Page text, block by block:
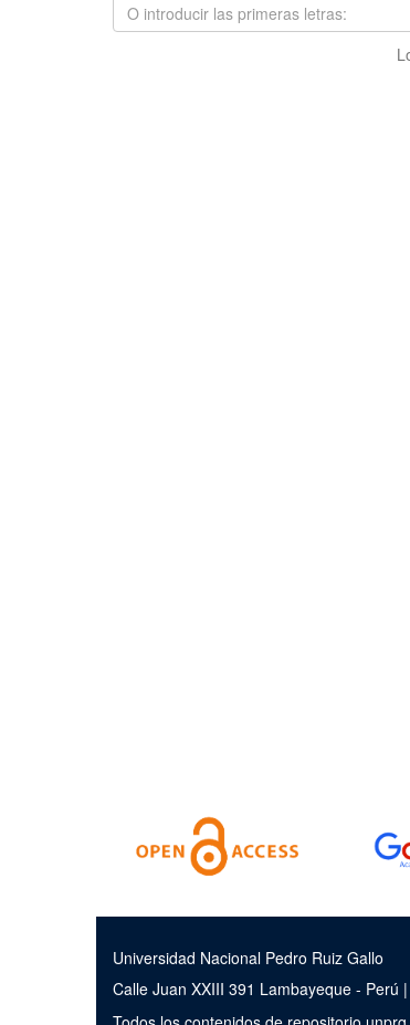
Universidad Nacional Pedro Ruiz Gallo
Calle Juan XXIII 391 Lambayeque -